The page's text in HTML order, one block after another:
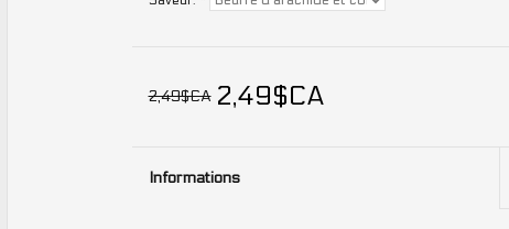
2,49$CA 2,49$CA
Informations